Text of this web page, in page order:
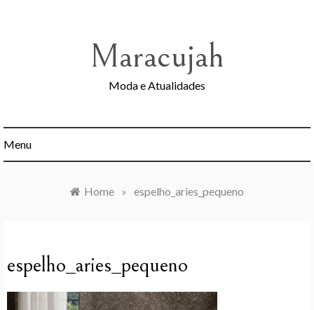
Maracujah
Moda e Atualidades
Menu
Home » espelho_aries_pequeno
espelho_aries_pequeno